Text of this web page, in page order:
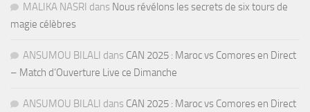
MALIKA NASRI dans Nous révélons les secrets de six tours de
magie célèbres
ANSUMOU BILALI dans CAN 2025 : Maroc vs Comores en Direct
– Match d’Ouverture Live ce Dimanche
ANSUMOU BILALI dans CAN 2025 : Maroc vs Comores en Direct